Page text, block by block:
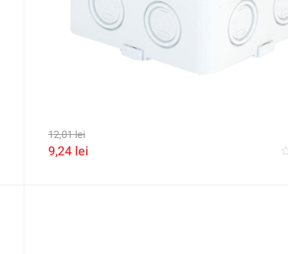
12,01lei
9,24 lei